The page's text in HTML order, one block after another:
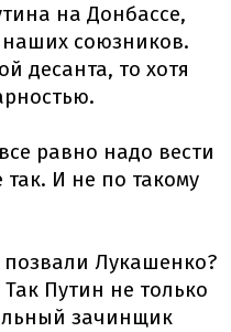
на Донбассе,
союзников.
десанта, то хотя
равно надо вести
И не по такому
Лукашенко?
Путин не только
зачинщик